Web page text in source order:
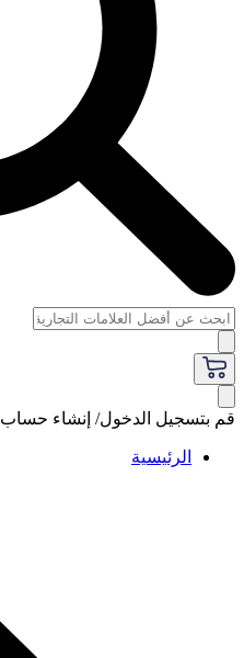
قم بتسجيل الدخول/ إنشاء حساب
الرئيسية